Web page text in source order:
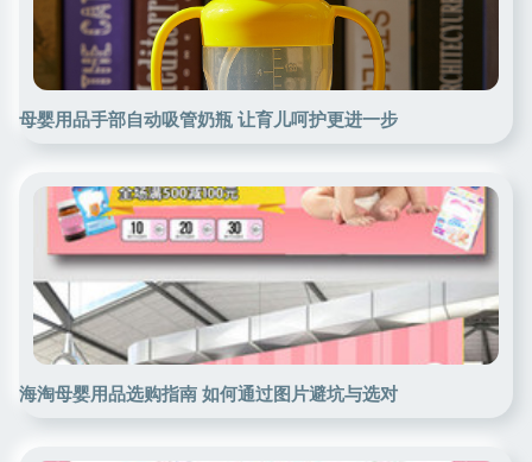
母婴用品手部自动吸管奶瓶 让育儿呵护更进一步
海淘母婴用品选购指南 如何通过图片避坑与选对